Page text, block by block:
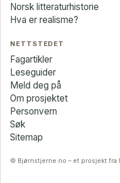
Norsk litteraturhistorie
Hva er realisme?
NETTSTEDET
Fagartikler
Leseguider
Meld deg på
Om prosjektet
Personvern
Søk
Sitemap
© Bjørnstjerne.no – et prosjekt fra